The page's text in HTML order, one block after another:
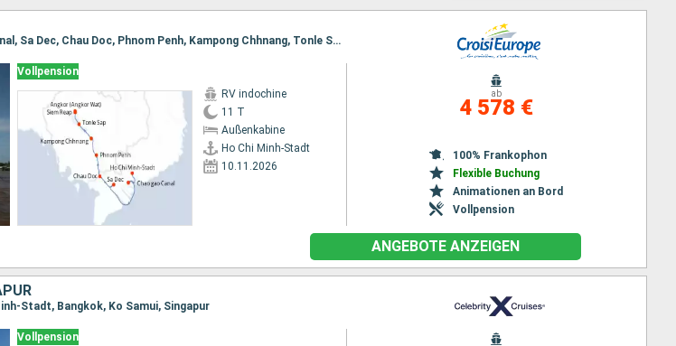
Reiseroute : Ho Chi Minh-Stadt, Chao gao Canal, Sa Dec, Chau Doc, Phnom Penh, Kampong Chhnang, Tonle Sap, Siem Reap, Angkor (Angkor Wat), Siem Reap
Vollpension
RV indochine
11 T
Außenkabine
Ho Chi Minh-Stadt
10.11.2026
ab
4 578 €
100% Frankophon
Flexible Buchung
Animationen an Bord
Vollpension
ANGEBOTE ANZEIGEN
Stadt, Bangkok, Ko Samui, Singapur
Vollpension